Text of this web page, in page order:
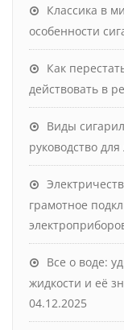
Классика в
особенности
Как
действовать в
Виды
руководство
грамотное
Все о воде:
жидкости и её
04.12.2025